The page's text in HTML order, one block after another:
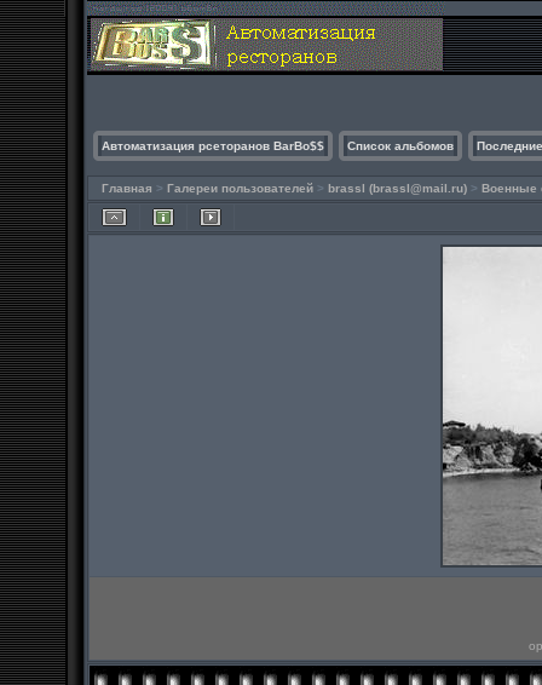
Автоматизация рсеторанов BarBo$$ Список альбомов
Главная > Галереи пользователей > brassl (brassl@mail.ru) > Военные